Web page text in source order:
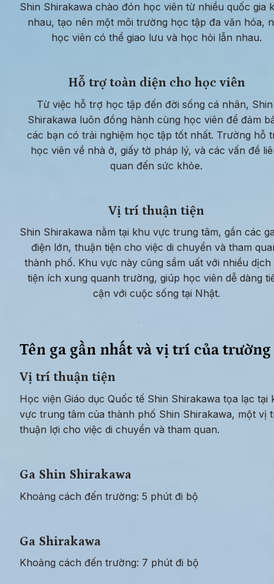
Shin Shirakawa chào đón học viên từ nhiều quốc gia
nhau, tạo nên một môi trường học tập đa văn hóa,
học viên có thể giao lưu và học hỏi lẫn nhau.
Hỗ trợ toàn diện cho học viên
Từ việc hỗ trợ học tập đến đời sống cá nhân, Shin
Shirakawa luôn đồng hành cùng học viên để đảm
các bạn có trải nghiệm học tập tốt nhất. Trường hỗ
học viên về nhà ở, giấy tờ pháp lý, và các vấn đề
quan đến sức khỏe.
Vị trí thuận tiện
Shin Shirakawa nằm tại khu vực trung tâm, gần các
điện lớn, thuận tiện cho việc di chuyển và tham
thành phố. Khu vực này cũng sầm uất với nhiều dịch
tiện ích xung quanh trường, giúp học viên dễ dàng
cận với cuộc sống tại Nhật.
Tên ga gần nhất và vị trí của trường
Vị trí thuận tiện
Học viện Giáo dục Quốc tế Shin Shirakawa tọa lạc tại
vực trung tâm của thành phố Shin Shirakawa, một vị
thuận lợi cho việc di chuyển và tham quan.
Ga Shin Shirakawa
Khoảng cách đến trường: 5 phút đi bộ
Ga Shirakawa
Khoảng cách đến trường: 7 phút đi bộ